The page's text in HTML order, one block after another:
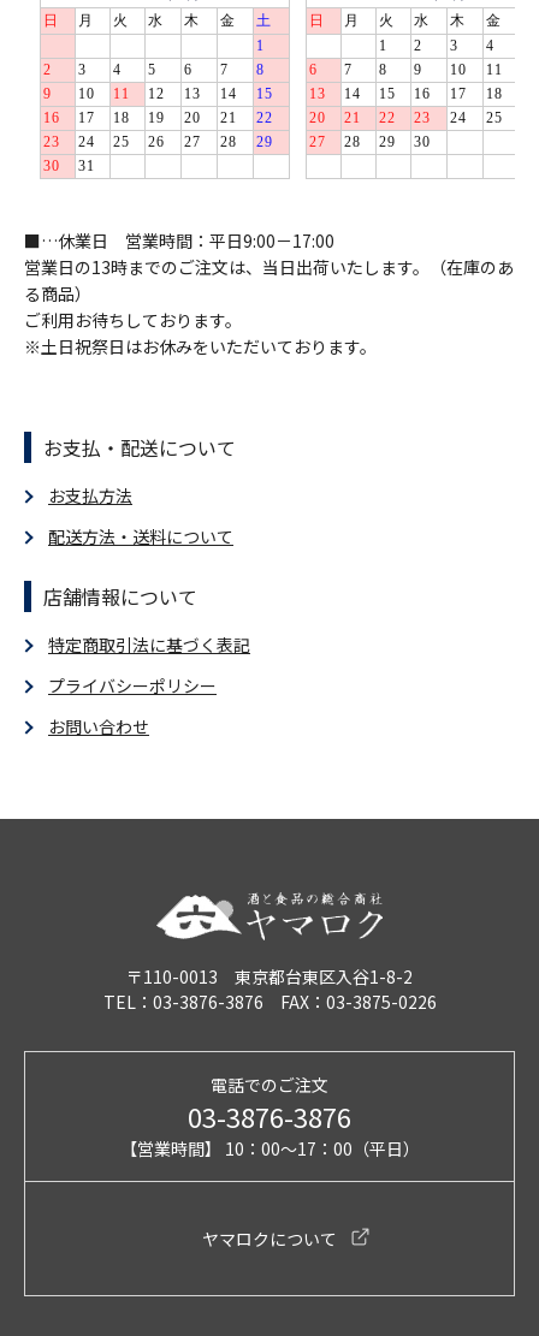
■…休業日 営業時間：平日9:00－17:00
営業日の13時までのご注文は、当日出荷いたします。（在庫のあ
る商品）
ご利用お待ちしております。
※土日祝祭日はお休みをいただいております。
お支払・配送について
お支払方法
配送方法・送料について
店舗情報について
特定商取引法に基づく表記
プライバシーポリシー
お問い合わせ
〒110-0013 東京都台東区入谷1-8-2
TEL：03-3876-3876 FAX：03-3875-0226
電話でのご注文
03-3876-3876
【営業時間】 10：00～17：00（平日）
ヤマロクについて